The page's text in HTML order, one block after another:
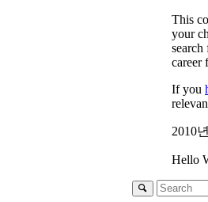
This
your
career
If you
2010
Hello